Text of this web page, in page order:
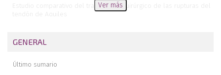
Estudio comparativo del tratamiento quirúrgico de las rupturas del
tendón de Aquiles
Fractura asociada del proceso posteromedial y lateral del
Ver más
GENERAL
Último sumario